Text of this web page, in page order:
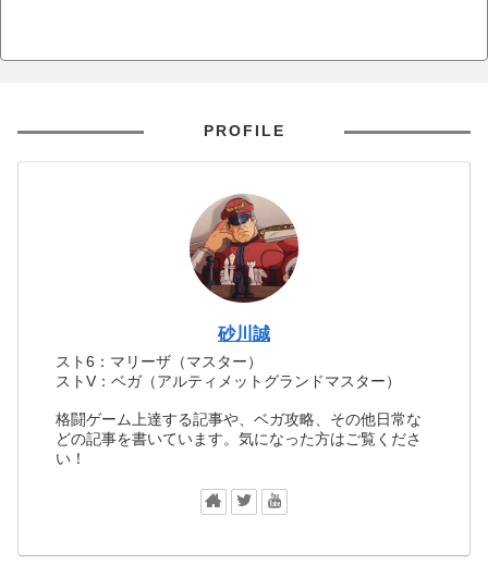
PROFILE
砂川誠
スト6：マリーザ（マスター）
ストV：ベガ（アルティメットグランドマスター）
格闘ゲーム上達する記事や、ベガ攻略、その他日常な
どの記事を書いています。気になった方はご覧くださ
い！